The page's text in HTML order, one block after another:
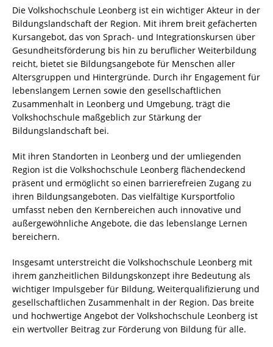
Die Volkshochschule Leonberg ist ein wichtiger Akteur in der
Bildungslandschaft der Region. Mit ihrem breit gefächerten
Kursangebot, das von Sprach- und Integrationskursen über
Gesundheitsförderung bis hin zu beruflicher Weiterbildung
reicht, bietet sie Bildungsangebote für Menschen aller
Altersgruppen und Hintergründe. Durch ihr Engagement für
lebenslangem Lernen sowie den gesellschaftlichen
Zusammenhalt in Leonberg und Umgebung, trägt die
Volkshochschule maßgeblich zur Stärkung der
Bildungslandschaft bei.
Mit ihren Standorten in Leonberg und der umliegenden
Region ist die Volkshochschule Leonberg flächendeckend
präsent und ermöglicht so einen barrierefreien Zugang zu
ihren Bildungsangeboten. Das vielfältige Kursportfolio
umfasst neben den Kernbereichen auch innovative und
außergewöhnliche Angebote, die das lebenslange Lernen
bereichern.
Insgesamt unterstreicht die Volkshochschule Leonberg mit
ihrem ganzheitlichen Bildungskonzept ihre Bedeutung als
wichtiger Impulsgeber für Bildung, Weiterqualifizierung und
gesellschaftlichen Zusammenhalt in der Region. Das breite
und hochwertige Angebot der Volkshochschule Leonberg ist
ein wertvoller Beitrag zur Förderung von Bildung für alle.